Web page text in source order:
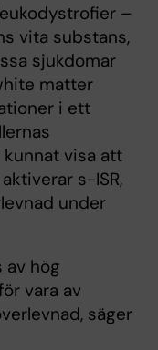
–
vita substans,
sjukdomar
matter
i ett
kunnat visa att
s-ISR,
under
av hög
vara av
säger